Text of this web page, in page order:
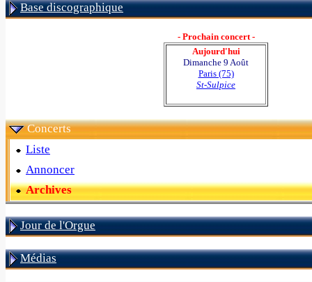
Base discographique
- Prochain concert -
Aujourd'hui
Dimanche 9 Août
Paris (75)
St-Sulpice
Concerts
Liste
Annoncer
Archives
Jour de l'Orgue
Médias